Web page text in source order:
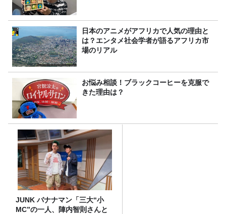
日本のアニメがアフリカで人気の理由と
は？エンタメ社会学者が語るアフリカ市
場のリアル
お悩み相談！ブラックコーヒーを克服で
きた理由は？
JUNK バナナマン「三大“小
MC”の一人、陣内智則さんと